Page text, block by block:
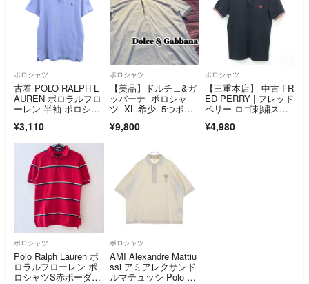
ポロシャツ
古着 POLO RALPH L
AUREN ポロラルフロ
ーレン 半袖 ポロシャ
OM SLIM FIT メンズ
¥3,110
ポロシャツ
【美品】ドルチェ&ガ
ッバーナ ポロシャ
ツ XL 希少 5つボタ
¥9,800
ポロシャツ
【三重本店】 中古 FR
ED PERRY | フレッド
ペリー ロゴ刺繍スリ
ャツ M3600 ネイビ
¥4,980
ポロシャツ
Polo Ralph Lauren ポ
ロラルフローレン ポ
ロシャツS赤ボーダー
ポロシャツ
AMI Alexandre Mattiu
ssi アミアレクサンド
ルマテュッシ Polo Sh